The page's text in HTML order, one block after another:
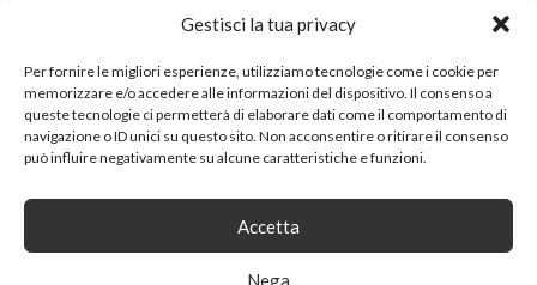
Gestisci la tua privacy
Per fornire le migliori esperienze, utilizziamo tecnologie come i cookie per
memorizzare e/o accedere alle informazioni del dispositivo. Il consenso a
queste tecnologie ci permetterà di elaborare dati come il comportamento di
navigazione o ID unici su questo sito. Non acconsentire o ritirare il consenso
può influire negativamente su alcune caratteristiche e funzioni.
Accetta
Nega
PREVIOUS ARTICLE
VIDAXL CASSETTIERA IN TRUCIOLATO ALTA COMPATTA
BIANCA 5 CASSETTI COMODINO COMÒ